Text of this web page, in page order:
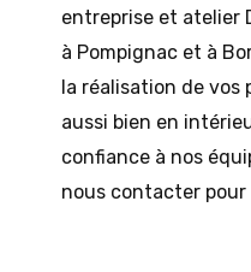
entreprise et atelier
à Pompignac et à
la réalisation de vos
aussi bien en
confiance à nos
nous contacter pour